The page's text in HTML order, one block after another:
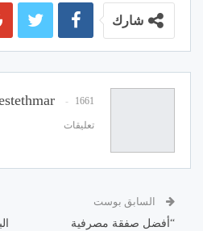
شارك
1661 المشاركات
تعليقات
السابق بوست
“أفضل صفقة مصرفية